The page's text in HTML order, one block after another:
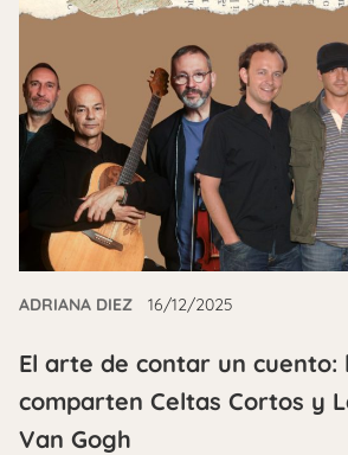
ADRIANA DIEZ 16/12/2025
El arte de contar un cuento:
comparten Celtas Cortos y
Van Gogh